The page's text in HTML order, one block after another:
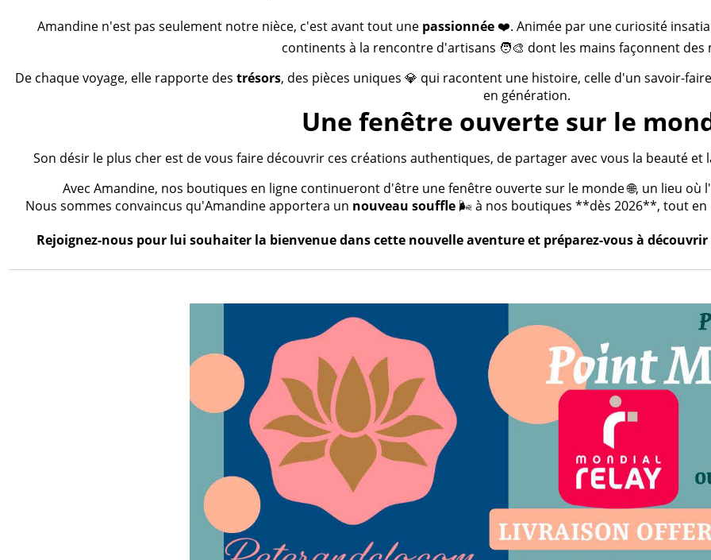
Amandine n'est pas seulement notre nièce, c'est avant tout une passionnée❤️. Animée par une curiosité
continents à la rencontre d'artisans 🧑‍🎨 dont les mains façonnent des
De chaque voyage, elle rapporte des trésors, des pièces uniques 💎 qui racontent une histoire, celle d'un savoir-
en génération.
Une fenêtre ouverte sur le
Son désir le plus cher est de vous faire découvrir ces créations authentiques, de partager avec vous la beauté
Avec Amandine, nos boutiques en ligne continueront d'être une fenêtre ouverte sur le monde 🌐, un lieu
Nous sommes convaincus qu'Amandine apportera un nouveau souffle🌬️ à nos boutiques **dès 2026**, tout en
Rejoignez-nous pour lui souhaiter la bienvenue dans cette nouvelle aventure et préparez-vous à